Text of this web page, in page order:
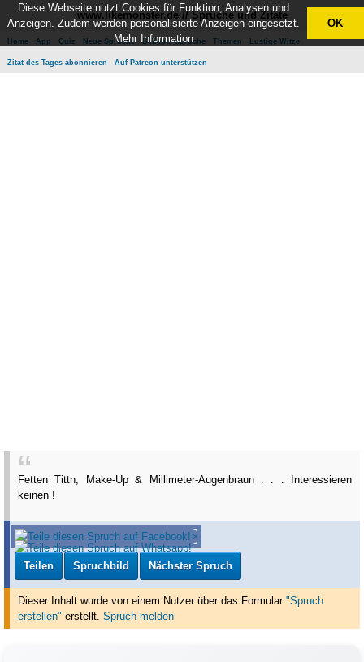
www.likemonster.de // Sprüche und Zitate
Home App Quiz Neue Sprüche Beliebte Sprüche Themen Lustige Witze
Zitat des Tages abonnieren Auf Patreon unterstützen
Fetten Tittn, Make-Up & Millimeter-Augenbraun . . . Interessieren
keinen !
Teilen Spruchbild Nächster Spruch
Dieser Inhalt wurde von einem Nutzer über das Formular "Spruch
erstellen" erstellt. Spruch melden
Diese Webseite nutzt Cookies für Funktion, Analysen und
Anzeigen. Zudem werden personalisierte Anzeigen eingesetzt.
Mehr Information
OK